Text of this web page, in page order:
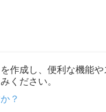
作成し、便利な機能
ください。
？